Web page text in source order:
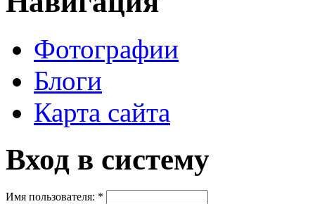
Фотографии
Блоги
Карта сайта
Вход в систему
Имя пользователя: *